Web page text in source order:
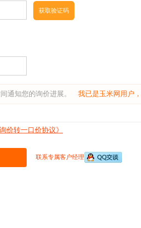
通知您的询价进展。 我已是玉米网用户
询价转一口价协议》
联系专属客户经理